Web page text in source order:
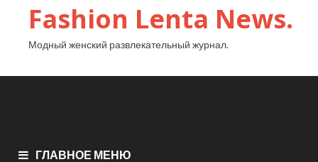
Fashion Lenta News.
Модный женский развлекательный журнал.
ГЛАВНОЕ МЕНЮ